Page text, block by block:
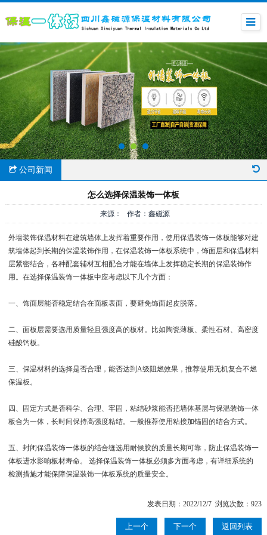
公司新闻
怎么选择保温装饰一体板
来源： 作者：鑫磁源
外墙装饰保温材料在建筑墙体上发挥着重要作用，使用保温装饰一体板能够对建
筑墙体起到长期的保温装饰作用，在保温装饰一体板系统中，饰面层和保温材料
层紧密结合，各种配套辅材互相配合才能在墙体上发挥稳定长期的保温装饰作
用。在选择保温装饰一体板中应考虑以下几个方面：
一、饰面层能否稳定结合在面板表面，要避免饰面起皮脱落。
二、面板层需要选用质量轻且强度高的板材。比如陶瓷薄板、柔性石材、高密度
硅酸钙板。
三、保温材料的选择是否合理，能否达到A级阻燃效果，推荐使用无机复合不燃
保温板。
四、固定方式是否科学、合理、牢固，粘结砂浆能否把墙体基层与保温装饰一体
板合为一体，长时间保持高强度粘结。一般推荐使用粘接加锚固的结合方式。
五、封闭保温装饰一体板的结合缝选用耐候胶的质量长期可靠，防止保温装饰一
体板进水影响板材寿命。 选择保温装饰一体板必须多方面考虑，有详细系统的
检测措施才能保障保温装饰一体板系统的质量安全。
发表日期：2022/12/7 浏览次数：923
上一个 下一个 返回列表